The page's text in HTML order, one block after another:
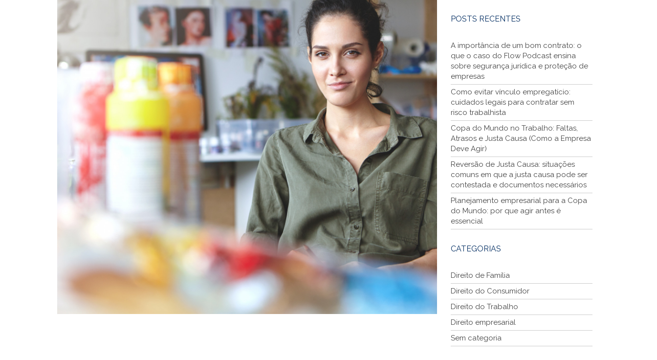
POSTS RECENTES
A importância de um bom contrato: o
que o caso do Flow Podcast ensina
sobre segurança jurídica e proteção de
empresas
Como evitar vínculo empregatício:
cuidados legais para contratar sem
risco trabalhista
Copa do Mundo no Trabalho: Faltas,
Atrasos e Justa Causa (Como a Empresa
Deve Agir)
Reversão de Justa Causa: situações
comuns em que a justa causa pode ser
contestada e documentos necessários
Planejamento empresarial para a Copa
do Mundo: por que agir antes é
essencial
CATEGORIAS
Direito de Família
Direito do Consumidor
Direito do Trabalho
Direito empresarial
Sem categoria